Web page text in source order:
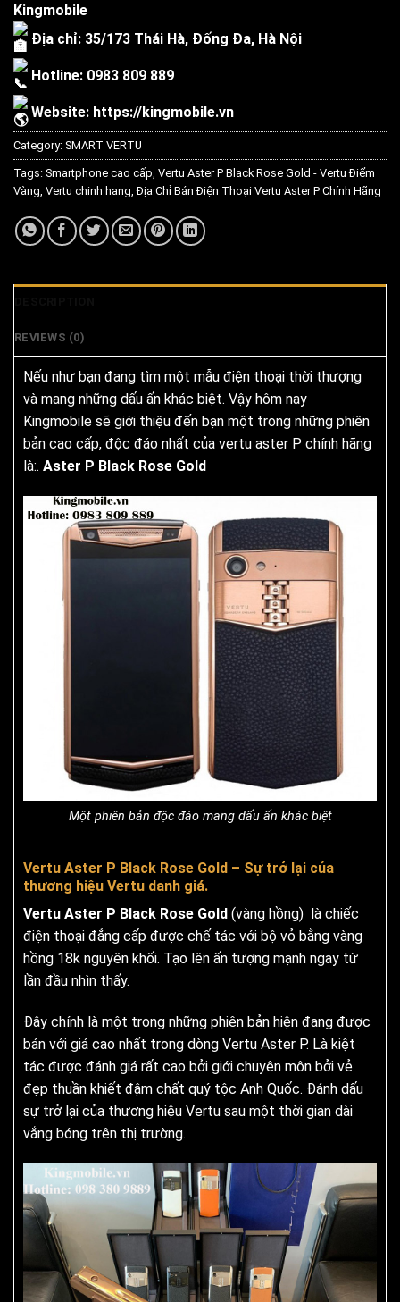
Kingmobile
Địa chỉ: 35/173 Thái Hà, Đống Đa, Hà Nội
Hotline: 0983 809 889
Website: https://kingmobile.vn
Category: SMART VERTU
Tags: Smartphone cao cấp Vertu Aster P Black Rose Gold - Vertu Điểm
Vàng Vertu chinh hang ,Địa Chỉ Bán Điện Thoại Vertu Aster P Chính Hãng
REVIEWS (0)
Nếu như bạn đang tìm một mẫu điện thoại thời thượng
và mang những dấu ấn khác biệt. Vậy hôm nay
Kingmobile sẽ giới thiệu đến bạn một trong những phiên
bản cao cấp, độc đáo nhất của vertu aster P chính hãng
là:. Aster P Black Rose Gold
Một phiên bản độc đáo mang dấu ấn khác biệt
Vertu Aster P Black Rose Gold – Sự trở lại của
thương hiệu Vertu danh giá.
Vertu Aster P Black Rose Gold (vàng hồng) là chiếc
điện thoại đẳng cấp được chế tác với bộ vỏ bằng vàng
hồng 18k nguyên khối. Tạo lên ấn tượng mạnh ngay từ
lần đầu nhìn thấy.
Đây chính là một trong những phiên bản hiện đang được
bán với giá cao nhất trong dòng Vertu Aster P. Là kiệt
tác được đánh giá rất cao bởi giới chuyên môn bởi vẻ
đẹp thuần khiết đậm chất quý tộc Anh Quốc. Đánh dấu
sự trở lại của thương hiệu Vertu sau một thời gian dài
vắng bóng trên thị trường.